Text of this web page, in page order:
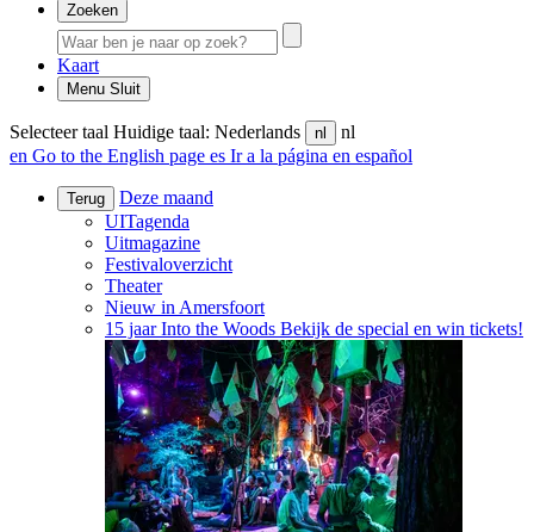
Zoeken
Kaart
Menu Sluit
Selecteer taal Huidige taal: Nederlands nl
nl
en Go to the English page es Ir a la página en español
Terug
Deze maand
UITagenda
Uitmagazine
Festivaloverzicht
Theater
Nieuw in Amersfoort
15 jaar Into the Woods Bekijk de special en win tickets!